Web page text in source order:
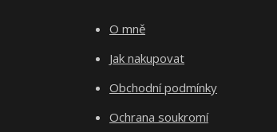
O mně
Jak nakupovat
Obchodní podmínky
Ochrana soukromí